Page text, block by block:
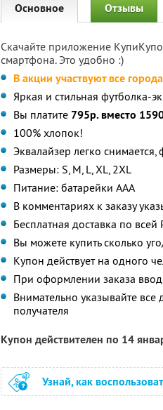
Основное Отзывы
Скачайте приложение
смартфона. Это удобно :)
В акции участвуют все
Яркая и стильная футболка-
Вы платите 795р. вместо
100% хлопок!
Эквалайзер легко снимается,
Размеры: S, M, L, XL, 2XL
Питание: батарейки AAA
В комментариях к заказу
Бесплатная доставка по
Вы можете купить сколько
Купон действует на одного
При оформлении заказа
Внимательно указывайте
получателя
Купон действителен по 14
Узнай, как